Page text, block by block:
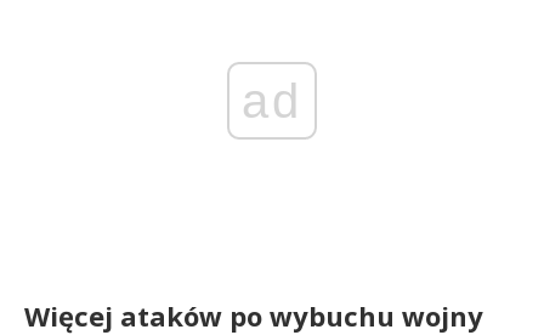
ad
Więcej ataków po wybuchu wojny